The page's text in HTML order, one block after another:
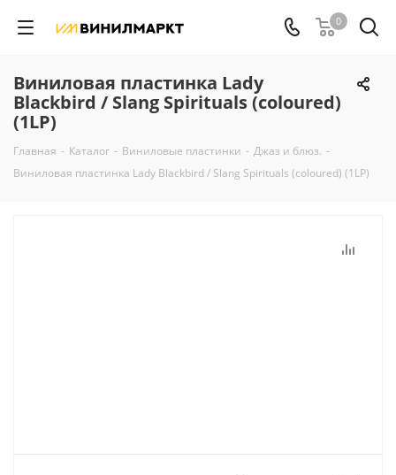
0
Виниловая пластинка Lady
Blackbird / Slang Spirituals (coloured)
(1LP)
Главная - Каталог - Виниловые пластинки - Джаз и блюз. -
Виниловая пластинка Lady Blackbird / Slang Spirituals (coloured) (1LP)